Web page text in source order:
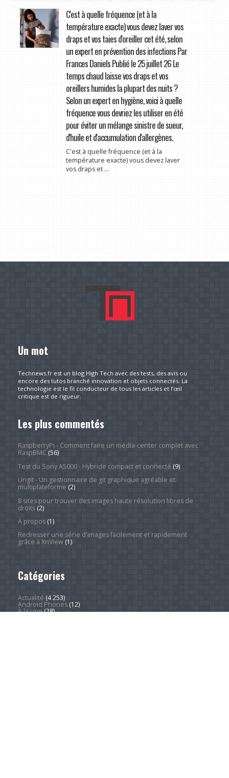
C'est à quelle fréquence (et à la
température exacte) vous devez laver vos
draps et vos taies d'oreiller cet été, selon
un expert en prévention des infections Par
Frances Daniels Publié le 25 juillet 26 Le
temps chaud laisse vos draps et vos
oreillers humides la plupart des nuits ?
Selon un expert en hygiène, voici à quelle
fréquence vous devriez les utiliser en été
pour éviter un mélange sinistre de sueur,
d'huile et d'accumulation d'allergènes.
C'est à quelle fréquence (et à la
température exacte) vous devez laver
vos draps et ...
Un mot
Technews.fr est un blog High Tech avec des tests, des avis ou
encore des tutos branché innovation et objets connectés. La
technologie est le fil conducteur de tous les articles et l’œil
critique est de rigueur.
Les plus commentés
RaspberryPi - Comment faire un média-center complet avec
RaspBMC(56)
Test du Sony A5000 - Hybride compact et connecté (9)
Ungit - Un gestionnaire de git graphique agréable et
multiplateforme (2)
8 sites pour trouver des images haute résolution libres de
droits(2)
À propos(1)
Redresser une série d'images facilement et rapidement
grâce à XnView(1)
Catégories
Actualité (4 253)
Android Phones(12)
À la une(28)